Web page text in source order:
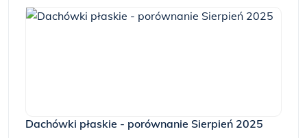
Dachówki płaskie - porównanie Sierpień 2025